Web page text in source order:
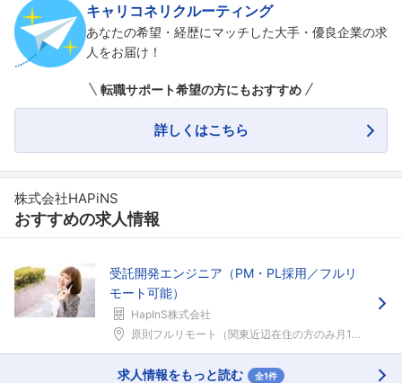
キャリコネリクルーティング
あなたの希望・経歴にマッチした大手・優良企業の求
人をお届け！
転職サポート希望の方にもおすすめ
詳しくはこちら
株式会社HAPiNS
おすすめの求人情報
受託開発エンジニア（PM・PL採用／フルリ
モート可能）
HapInS株式会社
原則フルリモート（関東近辺在住の方のみ月1～2回程...
求人情報をもっと読む 全1件